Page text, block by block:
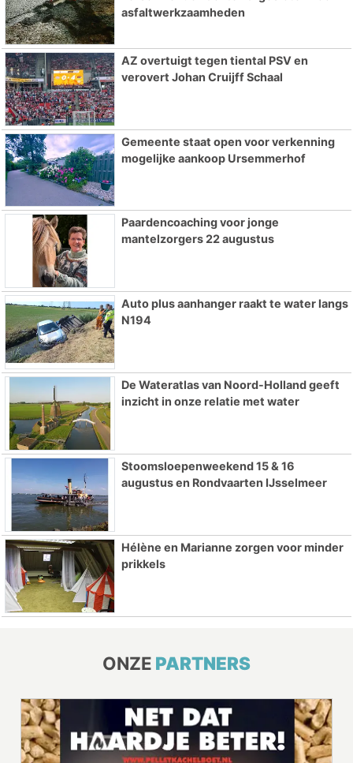
asfaltwerkzaamheden
AZ overtuigt tegen tiental PSV en
verovert Johan Cruijff Schaal
Gemeente staat open voor verkenning
mogelijke aankoop Ursemmerhof
Paardencoaching voor jonge
mantelzorgers 22 augustus
Auto plus aanhanger raakt te water langs
N194
De Wateratlas van Noord-Holland geeft
inzicht in onze relatie met water
Stoomsloepenweekend 15 & 16
augustus en Rondvaarten IJsselmeer
Hélène en Marianne zorgen voor minder
prikkels
ONZE PARTNERS